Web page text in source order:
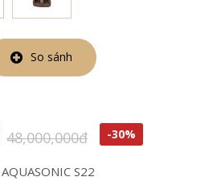
So sánh
48,000,000đ -30%
AQUASONIC S22